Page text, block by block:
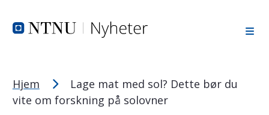
PC: Press ned CTRL og klikk på + (pluss) for å forstørre
Hjem
Lage mat med sol? Dette bør du
vite om forskning på solovner